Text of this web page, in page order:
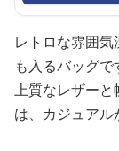
レトロな雰囲
も入るバッグで
上質なレザーと
は、カジュアル